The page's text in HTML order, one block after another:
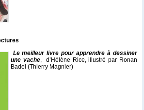
Le meilleur livre pour apprendre à dessiner
une vache, d’Hélène Rice, illustré par Ronan
Badel (Thierry Magnier)